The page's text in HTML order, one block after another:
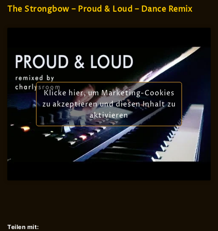
The Strongbow – Proud & Loud – Dance Remix
Klicke hier, um Marketing-Cookies
zu akzeptieren und diesen Inhalt zu
aktivieren
Teilen mit: